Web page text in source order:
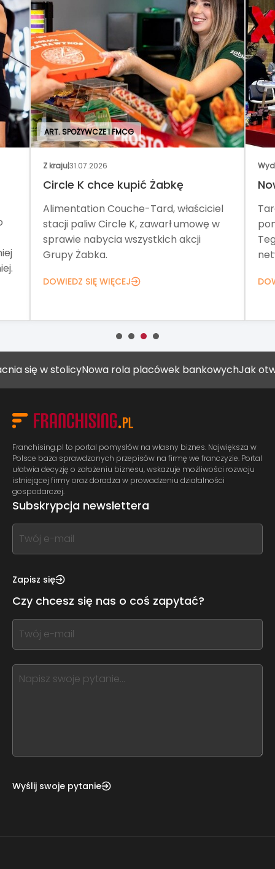
ART. SPOŻYWCZE I FMCG
Z kraju|31.07.2026
Circle K chce kupić Żabkę
Alimentation Couche-Tard, właściciel
stacji paliw Circle K, zawarł umowę w
sprawie nabycia wszystkich akcji
Grupy Żabka.
DOWIEDZ SIĘ WIĘCEJ
w stolicyNowa rola placówek bankowychJak otworzyć
Franchising.pl to portal pomysłów na własny biznes. Największa w
Polsce baza sprawdzonych przepisów na firmę we franczyzie. Portal
ułatwia decyzję o założeniu biznesu, wskazuje możliwości rozwoju
istniejącej firmy oraz doradza w prowadzeniu działalności
gospodarczej.
Subskrypcja newslettera
If
you
this,
this
form
field
blank
Zapisz się
Czy chcesz się nas o coś zapytać?
If
you
this,
leave
Wyślij swoje pytanie